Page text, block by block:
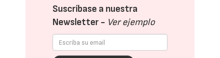
Suscríbase a nuestra
Newsletter - Ver ejemplo